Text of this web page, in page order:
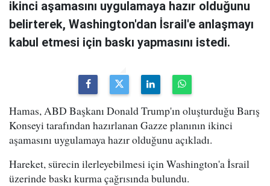
ikinci aşamasını uygulamaya hazır olduğunu
belirterek, Washington'dan İsrail'e anlaşmayı
kabul etmesi için baskı yapmasını istedi.
Hamas, ABD Başkanı Donald Trump'ın oluşturduğu Barış
Konseyi tarafından hazırlanan Gazze planının ikinci
aşamasını uygulamaya hazır olduğunu açıkladı.
Hareket, sürecin ilerleyebilmesi için Washington'a İsrail
üzerinde baskı kurma çağrısında bulundu.